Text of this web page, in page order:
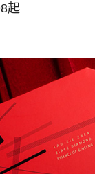
起